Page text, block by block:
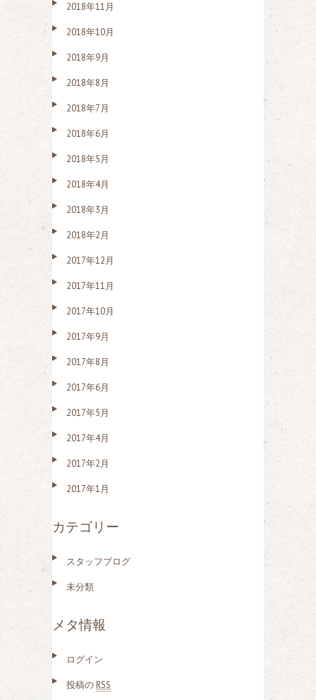
2018年11月
2018年10月
2018年9月
2018年8月
2018年7月
2018年6月
2018年5月
2018年4月
2018年3月
2018年2月
2017年12月
2017年11月
2017年10月
2017年9月
2017年8月
2017年6月
2017年5月
2017年4月
2017年2月
2017年1月
カテゴリー
スタッフブログ
未分類
メタ情報
ログイン
投稿のRSS